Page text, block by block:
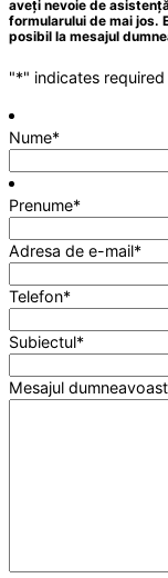
aveți nevoie de
formularului de mai jos.
posibil la mesajul
"*" indicates
Nume*
Prenume*
Adresa de e-mail*
Telefon*
Subiectul*
Mesajul